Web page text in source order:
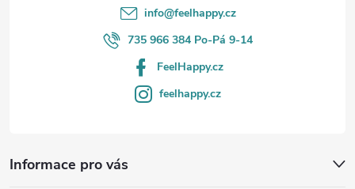
info@feelhappy.cz
735 966 384 Po-Pá 9-14
FeelHappy.cz
feelhappy.cz
Informace pro vás